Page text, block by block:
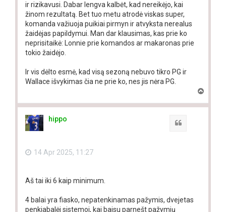
ir rizikavusi. Dabar lengva kalbėt, kad nereikėjo, kai
žinom rezultatą. Bet tuo metu atrodė viskas super,
komanda važiuoja puikiai pirmyn ir atvyksta nerealus
žaidėjas papildymui. Man dar klausimas, kas prie ko
neprisitaikė: Lonnie prie komandos ar makaronas prie
tokio žaidėjo.
Ir vis dėlto esmė, kad visą sezoną nebuvo tikro PG ir
Wallace išvykimas čia ne prie ko, nes jis nėra PG.
p
hippo
14 Apr 2025, 11:27
Aš tai iki 6 kaip minimum.
4 balai yra fiasko, nepatenkinamas pažymis, dvejetas
penkiabalėj sistemoj, kai baisu parnešt pažymių